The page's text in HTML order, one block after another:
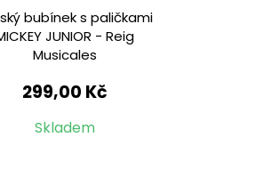
bubínek s paličkami
JUNIOR - Reig
Musicales
299,00 Kč
Skladem